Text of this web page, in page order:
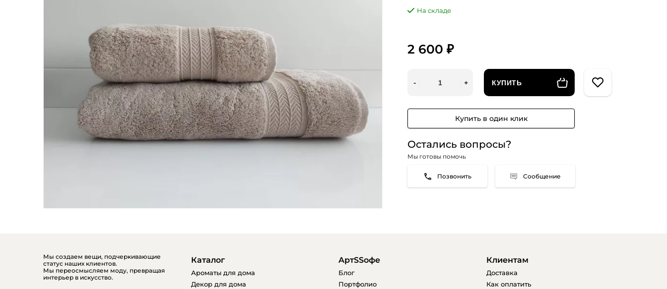
На складе
2 600 ₽
КУПИТЬ
Купить в один клик
Остались вопросы?
Мы готовы помочь
Сообщение
Мы создаем вещи, подчеркивающие
статус наших клиентов.
Мы переосмысляем моду, превращая
интерьер в искусство.
Каталог
Ароматы для дома
Декор для дома
AртSSофе
Блог
Портфолио
Клиентам
Доставка
Как оплатить